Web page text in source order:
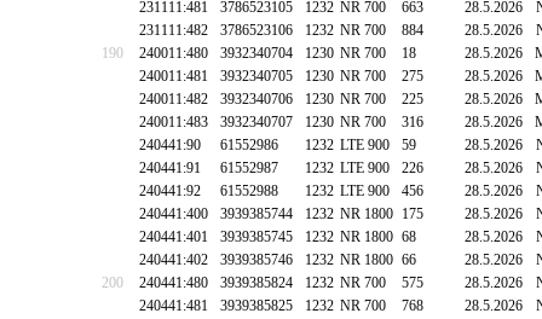
231111:481 3786523105 1232 NR 700 663 28.5.2026
231111:482
3786523106 1232 NR 700 884 28.5.2026
190
240011:480 3932340704 1230 NR 700 18 28.5.2026
240011:481
3932340705 1230 NR 700 275 28.5.2026
240011:482
3932340706 1230 NR 700 225 28.5.2026
240011:483
3932340707 1230 NR 700 316 28.5.2026
240441:90
61552986 1232 LTE 900 59 28.5.2026
240441:91
61552987 1232 LTE 900 226 28.5.2026
240441:92
61552988 1232 LTE 900 456 28.5.2026
240441:400
3939385744 1232 NR 1800 175 28.5.2026
240441:401
3939385745 1232 NR 1800 68 28.5.2026
240441:402
3939385746 1232 NR 1800 66 28.5.2026
200
240441:480 3939385824 1232 NR 700 575 28.5.2026
240441:481
3939385825 1232 NR 700 768 28.5.2026